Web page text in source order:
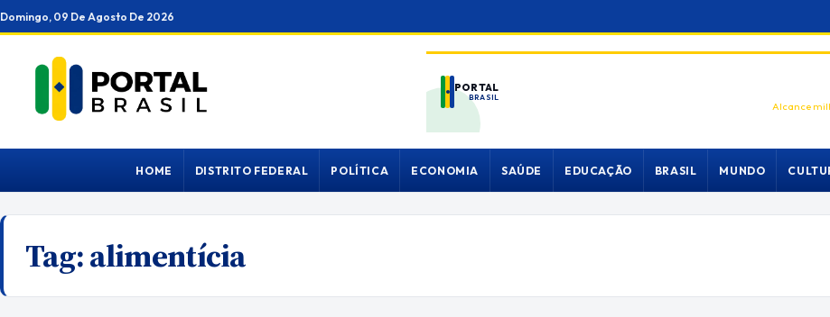
Ir
para
conteúdo
Domingo, 09 De Agosto De 2026
PORTAL
BRASIL
Alcance
HOME DISTRITO FEDERAL POLÍTICA ECONOMIA SAÚDE EDUCAÇÃO BRASIL MUNDO
Tag:alimentícia